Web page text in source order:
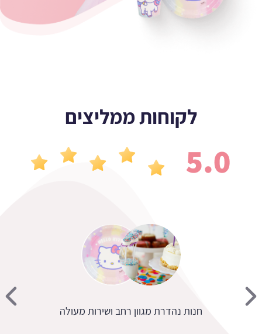
לקוחות ממליצים
חנות נהדרת מגוון רחב ושירות מעולה